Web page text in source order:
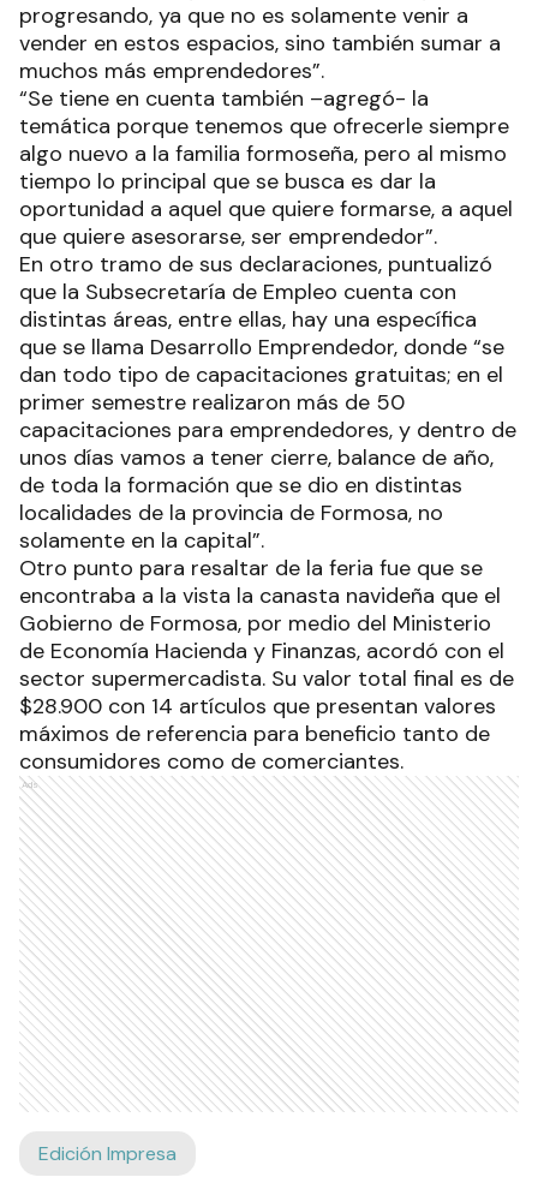
progresando, ya que no es solamente venir a
vender en estos espacios, sino también sumar a
muchos más emprendedores”.
“Se tiene en cuenta también –agregó- la
temática porque tenemos que ofrecerle siempre
algo nuevo a la familia formoseña, pero al mismo
tiempo lo principal que se busca es dar la
oportunidad a aquel que quiere formarse, a aquel
que quiere asesorarse, ser emprendedor”.
En otro tramo de sus declaraciones, puntualizó
que la Subsecretaría de Empleo cuenta con
distintas áreas, entre ellas, hay una específica
que se llama Desarrollo Emprendedor, donde “se
dan todo tipo de capacitaciones gratuitas; en el
primer semestre realizaron más de 50
capacitaciones para emprendedores, y dentro de
unos días vamos a tener cierre, balance de año,
de toda la formación que se dio en distintas
localidades de la provincia de Formosa, no
solamente en la capital”.
Otro punto para resaltar de la feria fue que se
encontraba a la vista la canasta navideña que el
Gobierno de Formosa, por medio del Ministerio
de Economía Hacienda y Finanzas, acordó con el
sector supermercadista. Su valor total final es de
$28.900 con 14 artículos que presentan valores
máximos de referencia para beneficio tanto de
consumidores como de comerciantes.
Ads
Edición Impresa